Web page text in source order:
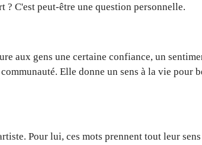
? C'est peut-être une question personnelle.
aux gens une certaine confiance, un
Elle donne un sens à la vie pour
Pour lui, ces mots prennent tout leur